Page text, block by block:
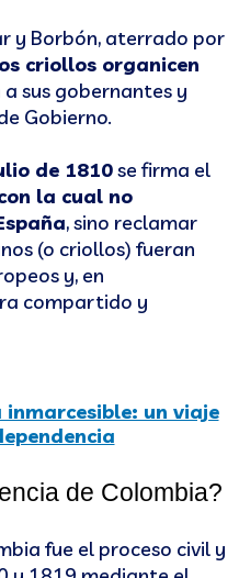
y Borbón, aterrado por
criollos organicen
a sus gobernantes y
Gobierno.
de 1810se firma el
la cual no
, sino reclamar
(o criollos) fueran
y, en
compartido y
inmarcesible: un viaje
de Colombia?
fue el proceso civil y